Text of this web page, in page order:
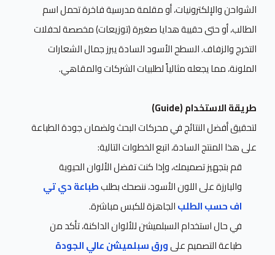
الشواحن والإلكترونيات، أو مقلمة مدرسية فاخرة تحمل اسم
الطالب، أو حتى حقيبة هدايا صغيرة (توزيعات) مخصصة لحفلات
التخرج والزفاف. السطح الأسود السادة يبرز جمال الشعارات
الملونة، مما يجعله مثالياً لطلبيات الشركات والمقاهي.
طريقة الاستخدام (Guide)
لتحقيق أفضل النتائج في محركات البحث ولضمان جودة الطباعة
على هذا المنتج السادة، اتبع الخطوات التالية:
قم بتجهيز تصميمك، وإذا كنت تفضل الألوان الحيوية
والبارزة على اللون الأسود، ننصحك بطلبطباعة دي تي
اف حسب الطلبالجاهزة للكبس مباشرة.
في حال استخدام السبلميشن للألوان الداكنة، تأكد من
طباعة التصميم علىورق سبلميشن عالي الجودة